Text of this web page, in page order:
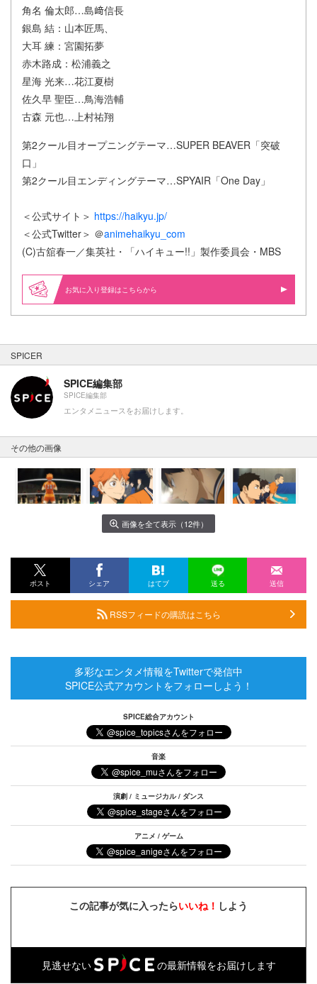
角名 倫太郎…島﨑信長
銀島 結：山本匠馬、
大耳 練：宮園拓夢
赤木路成：松浦義之
星海 光来…花江夏樹
佐久早 聖臣…鳥海浩輔
古森 元也…上村祐翔
第2クール目オープニングテーマ…SUPER BEAVER「突破
口」
第2クール目エンディングテーマ…SPYAIR「One Day」
＜公式サイト＞ https://haikyu.jp/
＜公式Twitter＞ ＠animehaikyu_com
(C)古舘春一／集英社・「ハイキュー!!」製作委員会・MBS
お気に入り登録はこちらから
SPICER
SPICE編集部
SPICE編集部
エンタメニュースをお届けします。
その他の画像
画像を全て表示（12件）
ポスト シェア はてブ 送る 送信
RSSフィードの購読はこちら
多彩なエンタメ情報をTwitterで発信中
SPICE公式アカウントをフォローしよう！
SPICE総合アカウント
音楽
演劇 / ミュージカル / ダンス
アニメ / ゲーム
この記事が気に入ったらいいね！ しよう
見逃せない の最新情報をお届けします